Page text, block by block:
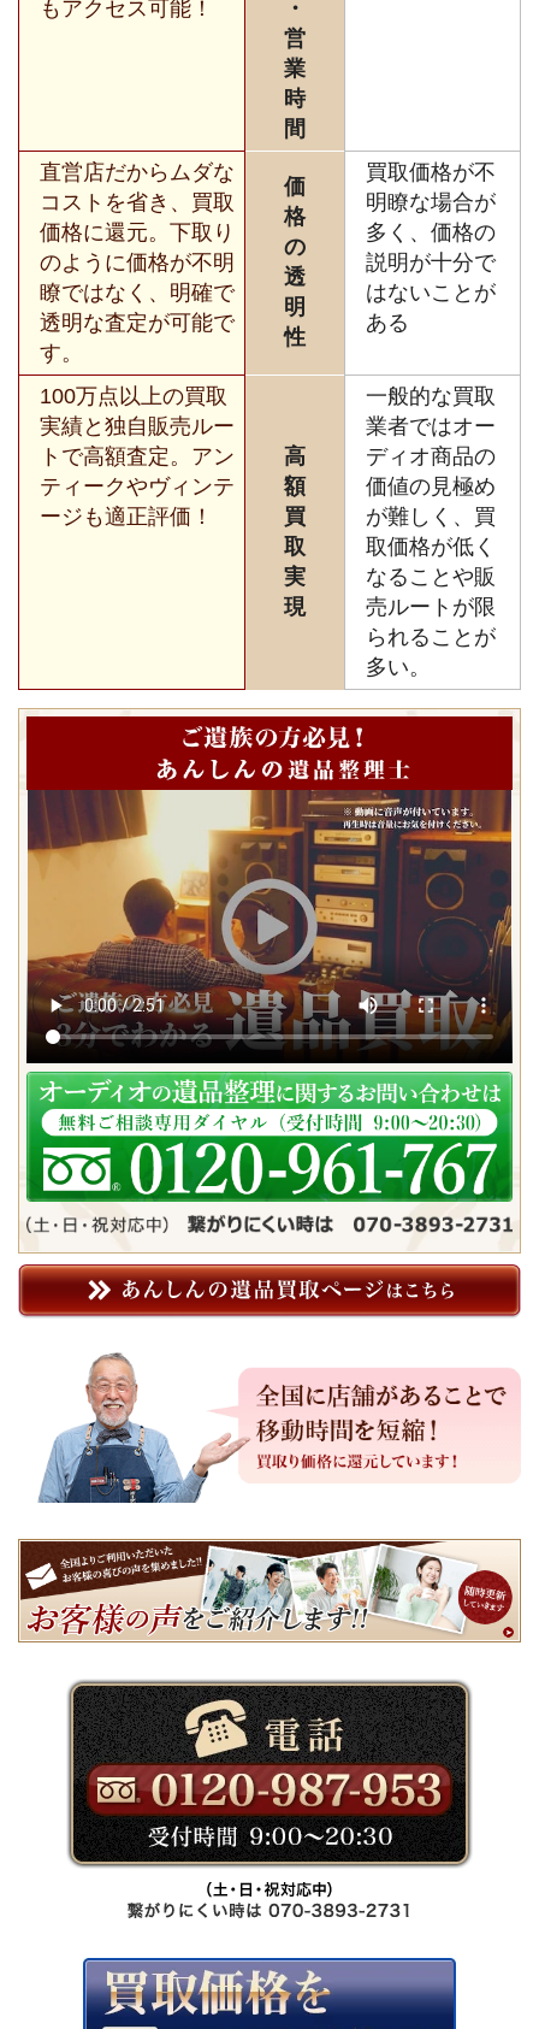
もアクセス可能！
・
営
業
時
間
直営店だからムダな
コストを省き、買取
価格に還元。下取り
のように価格が不明
瞭ではなく、明確で
透明な査定が可能で
す。
価
格
の
透
明
性
買取価格が不
明瞭な場合が
多く、価格の
説明が十分で
はないことが
ある
100万点以上の買取
実績と独自販売ルー
トで高額査定。アン
ティークやヴィンテ
ージも適正評価！
高
額
買
取
実
現
一般的な買取
業者ではオー
ディオ商品の
価値の見極め
が難しく、買
取価格が低く
なることや販
売ルートが限
られることが
多い。